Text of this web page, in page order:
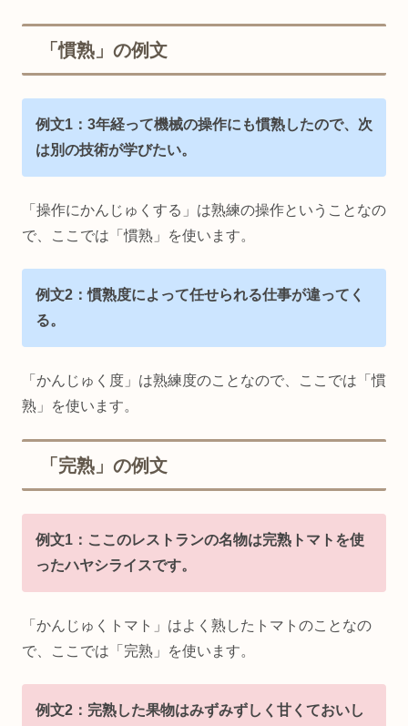
「慣熟」の例文
例文1：3年経って機械の操作にも慣熟したので、次
は別の技術が学びたい。
「操作にかんじゅくする」は熟練の操作ということなの
で、ここでは「慣熟」を使います。
例文2：慣熟度によって任せられる仕事が違ってく
る。
「かんじゅく度」は熟練度のことなので、ここでは「慣
熟」を使います。
「完熟」の例文
例文1：ここのレストランの名物は完熟トマトを使
ったハヤシライスです。
「かんじゅくトマト」はよく熟したトマトのことなの
で、ここでは「完熟」を使います。
例文2：完熟した果物はみずみずしく甘くておいし